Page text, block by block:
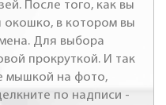
После того, как вы
окошко, в котором вы
Для выбора
прокруткой. И так
мышкой на фото,
по надписи -